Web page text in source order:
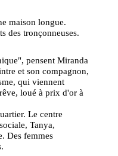
maison longue.
des tronçonneuses.
pensent Miranda
et son compagnon,
qui viennent
loué à prix d'or à
Le centre
Tanya,
Des femmes